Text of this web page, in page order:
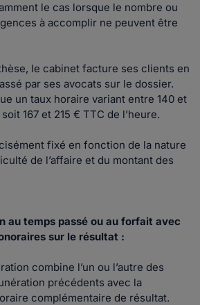
le cas lorsque le nombre ou
à accomplir ne peuvent être
le cabinet facture ses clients en
par ses avocats sur le dossier.
un taux horaire variant entre 140 et
167 et 215 € TTC de l’heure.
fixé en fonction de la nature
de l’affaire et du montant des
temps passé ou au forfait avec
sur le résultat :
combine l’un ou l’autre des
précédents avec la
complémentaire de résultat.